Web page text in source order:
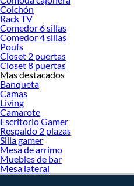
Colchón
Rack TV
Comedor 6 sillas
Comedor 4 sillas
Poufs
Closet 2 puertas
Closet 8 puertas
Mas destacados
Banqueta
Camas
Living
Camarote
Escritorio Gamer
Respaldo 2 plazas
Silla gamer
Mesa de arrimo
Muebles de bar
Mesa lateral